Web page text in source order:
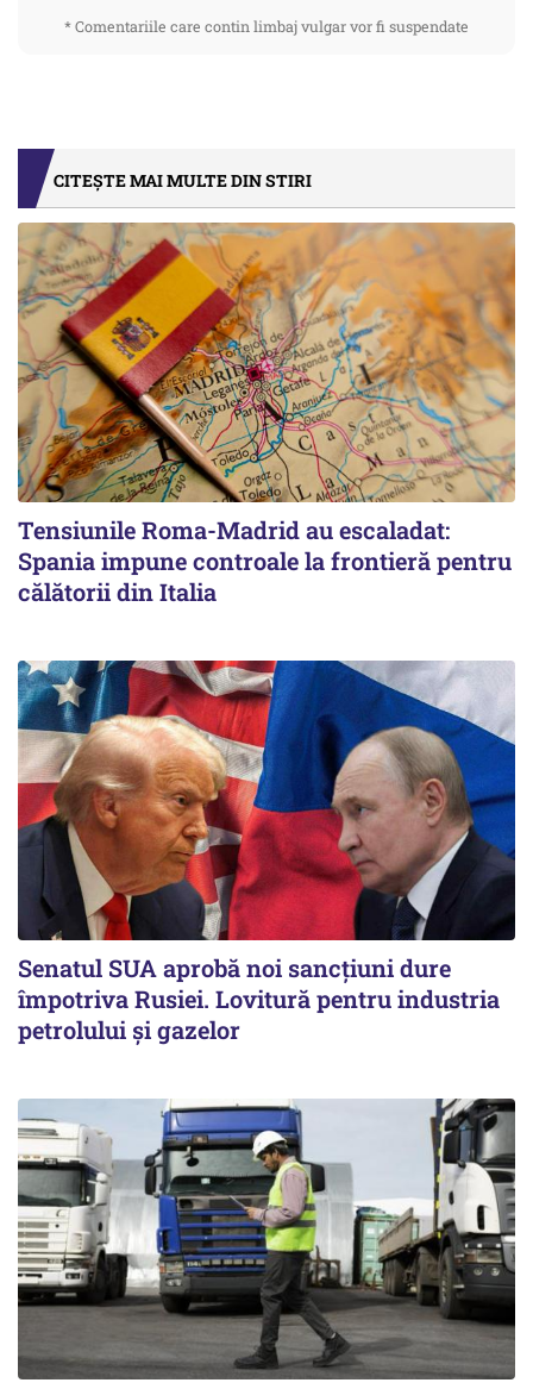
* Comentariile care contin limbaj vulgar vor fi suspendate
CITEȘTE MAI MULTE DIN STIRI
Tensiunile Roma-Madrid au escaladat:
Spania impune controale la frontieră pentru
călătorii din Italia
Senatul SUA aprobă noi sancțiuni dure
împotriva Rusiei. Lovitură pentru industria
petrolului și gazelor